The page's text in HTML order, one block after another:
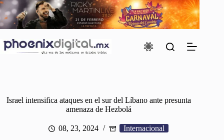
Saltar
al
contenido
Israel intensifica ataques en el sur del Líbano ante presunta
amenaza de Hezbolá
08, 23, 2024 Internacional